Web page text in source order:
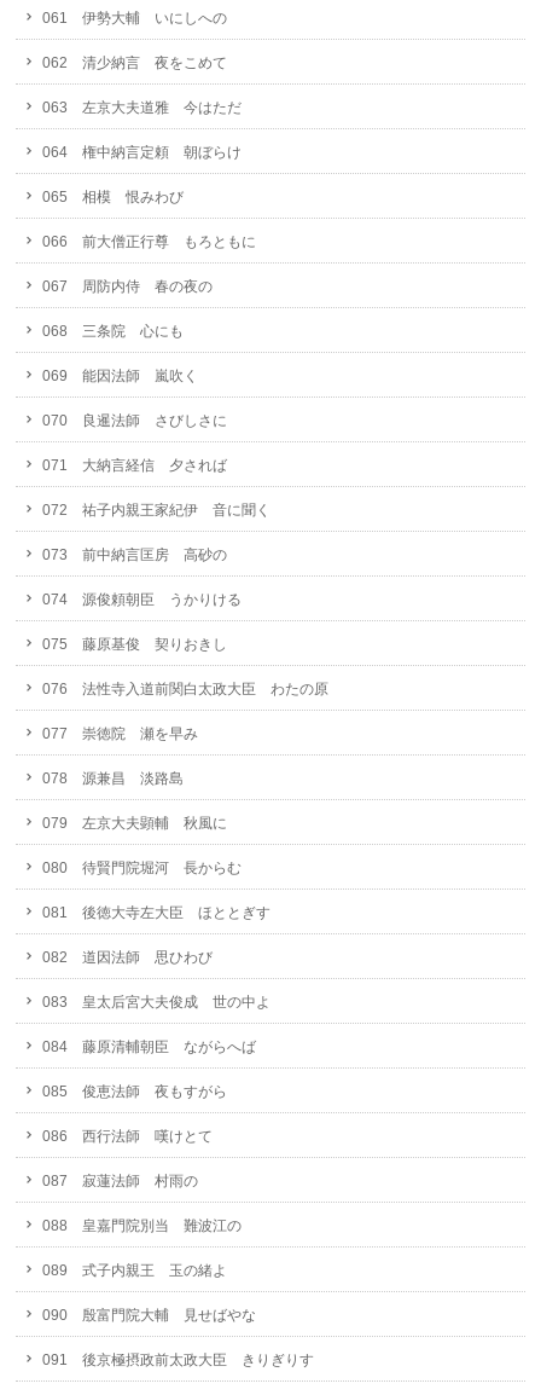
061 伊勢大輔 いにしへの
062 清少納言 夜をこめて
063 左京大夫道雅 今はただ
064 権中納言定頼 朝ぼらけ
065 相模 恨みわび
066 前大僧正行尊 もろともに
067 周防内侍 春の夜の
068 三条院 心にも
069 能因法師 嵐吹く
070 良暹法師 さびしさに
071 大納言経信 夕されば
072 祐子内親王家紀伊 音に聞く
073 前中納言匡房 高砂の
074 源俊頼朝臣 うかりける
075 藤原基俊 契りおきし
076 法性寺入道前関白太政大臣 わたの原
077 崇徳院 瀬を早み
078 源兼昌 淡路島
079 左京大夫顕輔 秋風に
080 待賢門院堀河 長からむ
081 後徳大寺左大臣 ほととぎす
082 道因法師 思ひわび
083 皇太后宮大夫俊成 世の中よ
084 藤原清輔朝臣 ながらへば
085 俊恵法師 夜もすがら
086 西行法師 嘆けとて
087 寂蓮法師 村雨の
088 皇嘉門院別当 難波江の
089 式子内親王 玉の緒よ
090 殷富門院大輔 見せばやな
091 後京極摂政前太政大臣 きりぎりす